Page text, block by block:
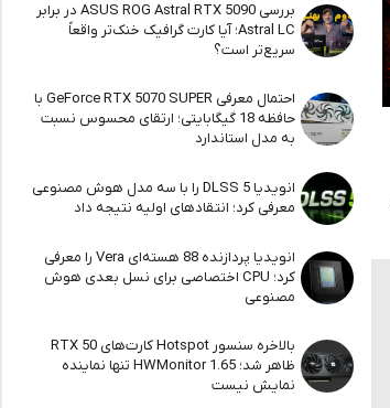
بررسی ASUS ROG Astral RTX 5090 در برابر
Astral LC؛ آیا کارت گرافیک خنک‌تر واقعاً
سریع‌تر است؟
احتمال معرفی GeForce RTX 5070 SUPER با
حافظه 18 گیگابایتی؛ ارتقای محسوس نسبت
به مدل استاندارد
انویدیا DLSS 5 را با سه مدل هوش مصنوعی
معرفی کرد؛ انتقادهای اولیه نتیجه داد
انویدیا پردازنده 88 هسته‌ای Vera را معرفی
کرد؛ CPU اختصاصی برای نسل بعدی هوش
مصنوعی
بالاخره سنسور Hotspot کارت‌های RTX 50
ظاهر شد؛ HWMonitor 1.65 تنها نماینده
نمایش نیست